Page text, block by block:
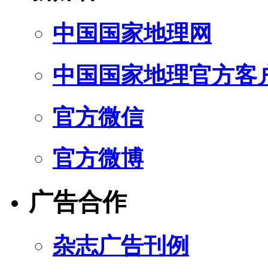
中国国家地理网
中国国家地理官方客
官方微信
官方微博
广告合作
杂志广告刊例